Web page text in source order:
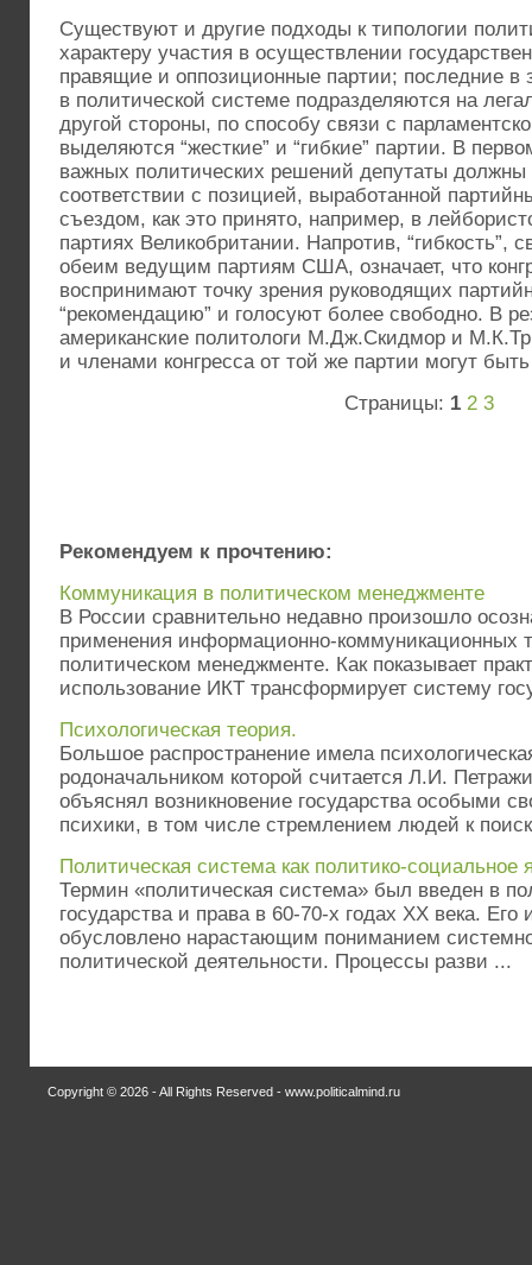
Существуют и другие подходы к типологии
характеру участия в осуществлении
правящие и оппозиционные партии; последние в
в политической системе подразделяются на
другой стороны, по способу связи с
выделяются “жесткие” и “гибкие” партии. В
важных политических решений депутаты должны
соответствии с позицией, выработанной
съездом, как это принято, например, в
партиях Великобритании. Напротив, “гибкость”,
обеим ведущим партиям США, означает, что
воспринимают точку зрения руководящих
“рекомендацию” и голосуют более свободно. В
американские политологи М.Дж.Скидмор и
и членами конгресса от той же партии могут
Страницы: 1 2 3
Рекомендуем к прочтению:
Коммуникация в политическом менеджменте
В России сравнительно недавно произошло
применения информационно-коммуникационных
политическом менеджменте. Как показывает
использование ИКТ трансформирует систему
Психологическая теория.
Большое распространение имела
родоначальником которой считается Л.И.
объяснял возникновение государства особыми
психики, в том числе стремлением людей к
Политическая система как политико-социальное
Термин «политическая система» был введен в
государства и права в 60-70-х годах ХХ века.
обусловлено нарастающим пониманием
политической деятельности. Процессы разви ...
Copyright © 2026 - All Rights Reserved - www.politicalmind.ru